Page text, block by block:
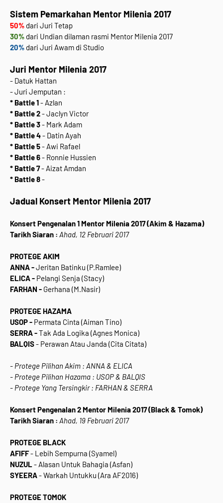
Sistem Pemarkahan Mentor Milenia 2017
50% dari Juri Tetap
30% dari Undian dilaman rasmi Mentor Milenia 2017
20% dari Juri Awam di Studio
Juri Mentor Milenia 2017
- Datuk Hattan
- Juri Jemputan :
* Battle 1- Azlan
* Battle 2- Jaclyn Victor
* Battle 3- Mark Adam
* Battle 4- Datin Ayah
* Battle 5- Awi Rafael
* Battle 6- Ronnie Hussien
* Battle 7- Aizat Amdan
* Battle 8-
Jadual Konsert Mentor Milenia 2017
Konsert Pengenalan 1 Mentor Milenia 2017 (Akim & Hazama)
Tarikh Siaran : Ahad, 12 Februari 2017
PROTEGE AKIM
ANNA -Jeritan Batinku (P.Ramlee)
ELICA - Pelangi Senja (Stacy)
FARHAN - Gerhana (M.Nasir)
PROTEGE HAZAMA
USOP - Permata Cinta (Aiman Tino)
SERRA -Tak Ada Logika (Agnes Monica)
BALQIS- Perawan Atau Janda (Cita Citata)
- Protege Pilihan Akim : ANNA & ELICA
- Protege Pilihan Hazama : USOP & BALQIS
- Protege Yang Tersingkir : FARHAN & SERRA
Konsert Pengenalan 2 Mentor Milenia 2017 (Black & Tomok)
Tarikh Siaran : Ahad, 19 Februari 2017
PROTEGE BLACK
AFIFF- Lebih Sempurna (Syamel)
NUZUL- Alasan Untuk Bahagia (Asfan)
SYEERA- Warkah Untukku (Ara AF2016)
PROTEGE TOMOK